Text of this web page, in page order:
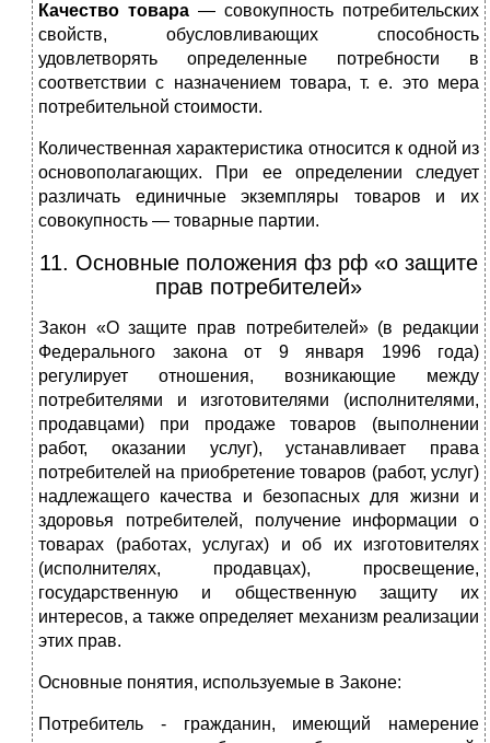
Качество товара — совокупность потребительских
свойств, обусловливающих способность
удовлетворять определенные потребности в
соответствии с назначением товара, т. е. это мера
потребительной стоимости.
Количественная характеристика относится к одной из
основополагающих. При ее определении следует
различать единичные экземпляры товаров и их
совокупность — товарные партии.
11. Основные положения фз рф «о защите
прав потребителей»
Закон «О защите прав потребителей» (в редакции
Федерального закона от 9 января 1996 года)
регулирует отношения, возникающие между
потребителями и изготовителями (исполнителями,
продавцами) при продаже товаров (выполнении
работ, оказании услуг), устанавливает права
потребителей на приобретение товаров (работ, услуг)
надлежащего качества и безопасных для жизни и
здоровья потребителей, получение информации о
товарах (работах, услугах) и об их изготовителях
(исполнителях, продавцах), просвещение,
государственную и общественную защиту их
интересов, а также определяет механизм реализации
этих прав.
Основные понятия, используемые в Законе:
Потребитель - гражданин, имеющий намерение